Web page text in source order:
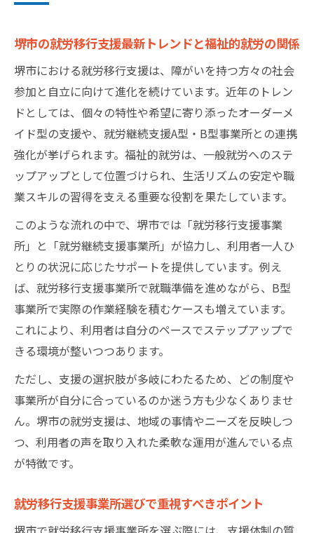
堺市の就労移行支援最新トレンドと福祉的就労の関係
堺市における就労移行支援は、障がいを持つ方々の社会
参加と自立に向けて進化を続けています。近年のトレン
ドとしては、個々の特性や希望に寄り添ったオーダーメ
イド型の支援や、就労継続支援A型・B型事業所との連携
強化が挙げられます。福祉的就労は、一般就労へのステ
ップアップとして位置づけられ、生活リズムの安定や職
業スキルの習得を支える重要な役割を果たしています。
このような流れの中で、堺市では「就労移行支援事業
所」と「就労継続支援事業所」が協力し、利用者一人ひ
とりの状況に応じたサポートを提供しています。例え
ば、就労移行支援事業所で就職準備を進めながら、B型
事業所で実際の作業経験を積むケースも増えています。
これにより、利用者は自分のペースでステップアップで
きる環境が整いつつあります。
ただし、支援の選択肢が多岐にわたるため、どの制度や
事業所が自分に合っているのか迷う方も少なくありませ
ん。堺市の就労支援は、地域の事情やニーズを反映しつ
つ、利用者の声を取り入れた柔軟な運用が進んでいる点
が特徴です。
就労移行支援事業所選びで重視すべきポイント